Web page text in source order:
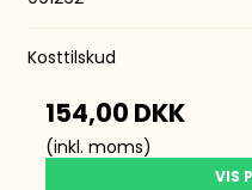
Kosttilskud
154,00 DKK
(inkl. moms)
VIS